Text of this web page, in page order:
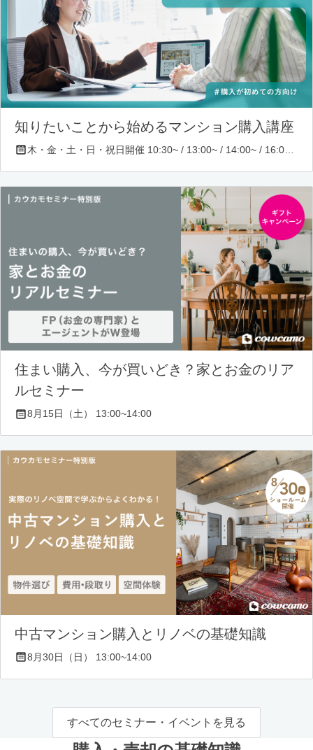
知りたいことから始めるマンション購入講座
住まい購入、今が買いどき？家とお金のリア
ルセミナー
8月15日（土） 13:00~14:00
中古マンション購入とリノベの基礎知識
8月30日（日） 13:00~14:00
すべてのセミナー・イベントを見る